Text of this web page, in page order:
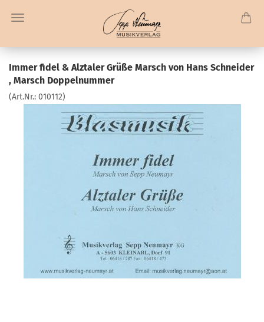
Immer fidel & Alztaler Grüße Marsch von Hans Schneider
, Marsch Doppelnummer
(Art.Nr.: 010112)